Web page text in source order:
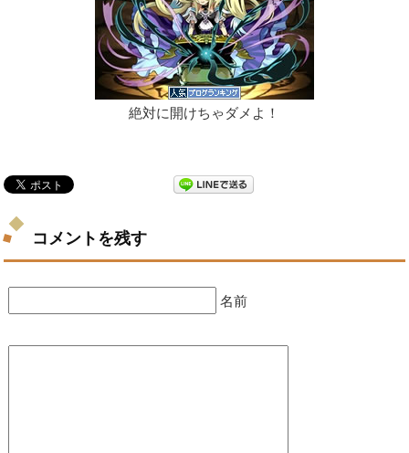
絶対に開けちゃダメよ！
コメントを残す
名前